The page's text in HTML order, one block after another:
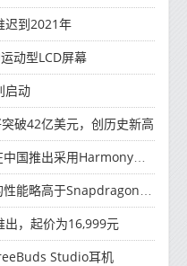
迟到2021年
动型LCD屏幕
启动
破42亿美元，创历史新高
HarmonyOS 2.0的智能家居产品
略高于Snapdragon 765G
出，起价为16,999元
Studio耳机